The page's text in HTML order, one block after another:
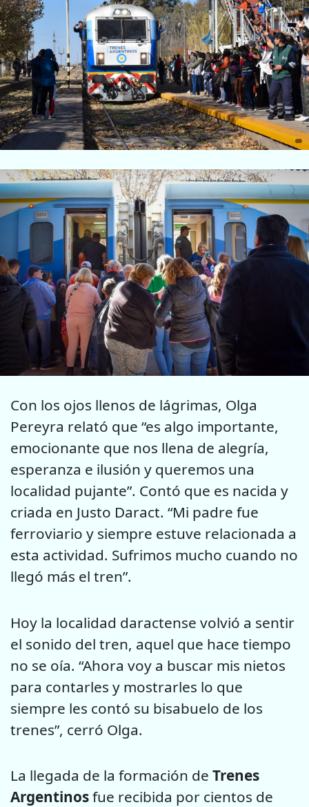
Con los ojos llenos de lágrimas, Olga
Pereyra relató que “es algo importante,
emocionante que nos llena de alegría,
esperanza e ilusión y queremos una
localidad pujante”. Contó que es nacida y
criada en Justo Daract. “Mi padre fue
ferroviario y siempre estuve relacionada a
esta actividad. Sufrimos mucho cuando no
llegó más el tren”.
Hoy la localidad daractense volvió a sentir
el sonido del tren, aquel que hace tiempo
no se oía. “Ahora voy a buscar mis nietos
para contarles y mostrarles lo que
siempre les contó su bisabuelo de los
trenes”, cerró Olga.
La llegada de la formación de Trenes
Argentinosfue recibida por cientos de